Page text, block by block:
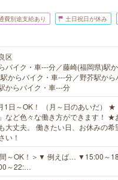
費別途支給あり 土日祝日が休み
区
バイク・車---分／藤崎(福岡県)駅
からバイク・車---分／野芥駅か
からバイク・車---分
1日～OK！ （月～日のあいだ） ★
など色々な働き方ができます！ ★
大丈夫。 働きたい日、お休みの希
い！
～OK！＞▼ 例えば… ▼15:00～
～22:…